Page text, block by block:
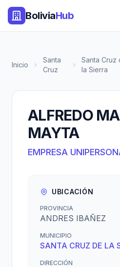
BoliviaHub
Inicio
Santa
Cruz
Santa Cruz
la Sierra
ALFREDO
MAYTA
EMPRESA
UBICACIÓN
PROVINCIA
ANDRES IBAÑEZ
MUNICIPIO
SANTA CRUZ DE LA
DIRECCIÓN